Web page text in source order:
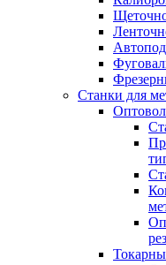
Станки для